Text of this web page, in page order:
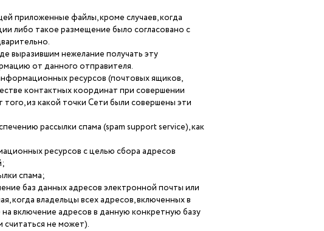
приложенные файлы, кроме случаев, когда
либо такое размещение было согласовано с
выразившим нежелание получать эту
от данного отправителя.
ресурсов (почтовых ящиков,
контактных координат при совершении
из какой точки Сети были совершены эти
рассылки спама (spam support service), как
ресурсов с целью сбора адресов
спама;
баз данных адресов электронной почты или
когда владельцы всех адресов, включенных в
включение адресов в данную конкретную базу
считаться не может).